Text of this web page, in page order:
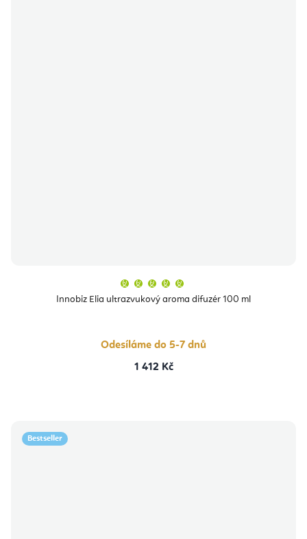
Innobiz Elia ultrazvukový aroma difuzér 100 ml
produktu
je
hvězdiček.
Odesíláme do 5-7 dnů
1 412 Kč
Bestseller